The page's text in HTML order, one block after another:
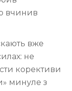
вчинив
вже
не
корективи
минуле з